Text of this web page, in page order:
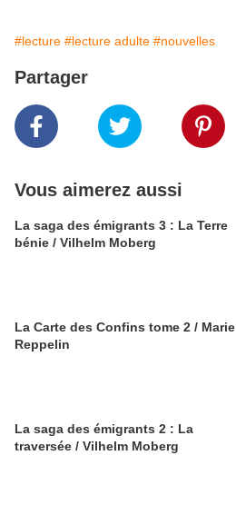
#lecture #lecture adulte #nouvelles
Partager
Vous aimerez aussi
La saga des émigrants 3 : La Terre
bénie / Vilhelm Moberg
La Carte des Confins tome 2 / Marie
Reppelin
La saga des émigrants 2 : La
traversée / Vilhelm Moberg